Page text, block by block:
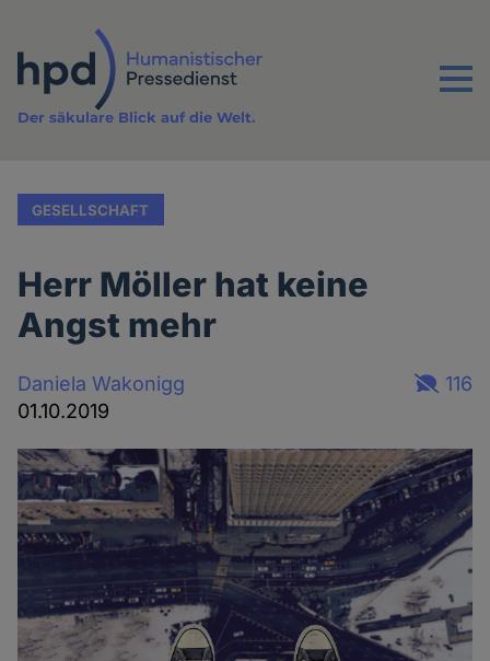
Inhalt
Menu
Der säkulare Blick auf die Welt.
GESELLSCHAFT
Herr Möller hat keine
Angst mehr
Daniela Wakonigg
01.10.2019
116